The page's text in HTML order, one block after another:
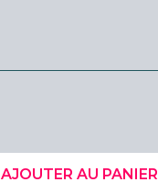
AJOUTER AU PANIER